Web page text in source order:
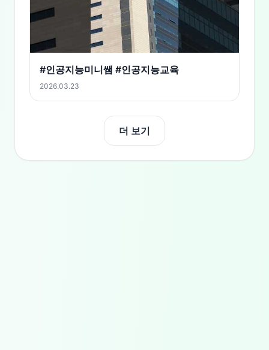
#인공지능미니쌤 #인공지능교육
2026.03.23
더 보기